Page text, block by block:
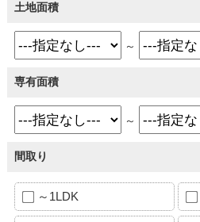
土地面積
～
専有面積
～
間取り
～1LDK